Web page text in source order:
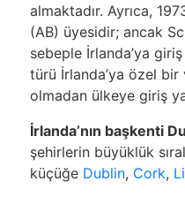
almaktadır. Ayrıca,
(AB) üyesidir; ancak
sebeple İrlanda’ya
türü İrlanda’ya özel
olmadan ülkeye giriş
İrlanda’nın başkenti
şehirlerin büyüklük
küçüğe Dublin, Cork,